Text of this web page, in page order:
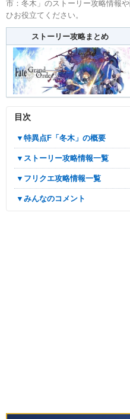
市：冬木」のストーリー攻略情報
ひお役立てください。
ストーリー攻略まとめ
目次
▼特異点F「冬木」の概要
▼ストーリー攻略情報一覧
▼フリクエ攻略情報一覧
▼みんなのコメント